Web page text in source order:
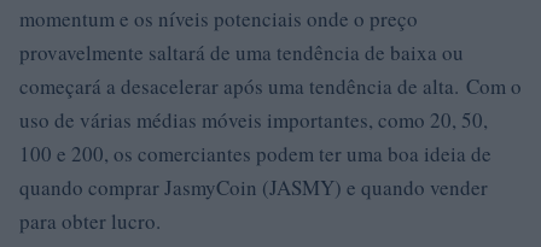
momentum e os níveis potenciais onde o preço
provavelmente saltará de uma tendência de baixa ou
começará a desacelerar após uma tendência de alta. Com o
uso de várias médias móveis importantes, como 20, 50,
100 e 200, os comerciantes podem ter uma boa ideia de
quando comprar JasmyCoin (JASMY) e quando vender
para obter lucro.